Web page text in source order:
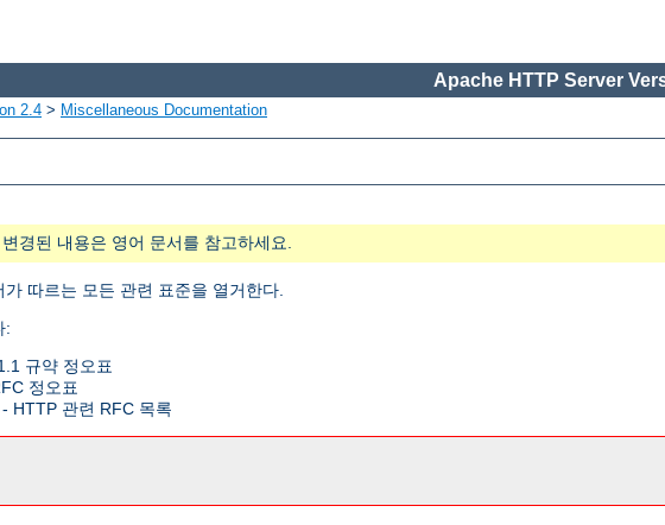
Apache HTTP Server
2.4 > Miscellaneous Documentation
경된 내용은 영어 문서를 참고하세요.
따르는 모든 관련 표준을 열거한다.
:
규약 정오표
정오표
- HTTP 관련 RFC 목록